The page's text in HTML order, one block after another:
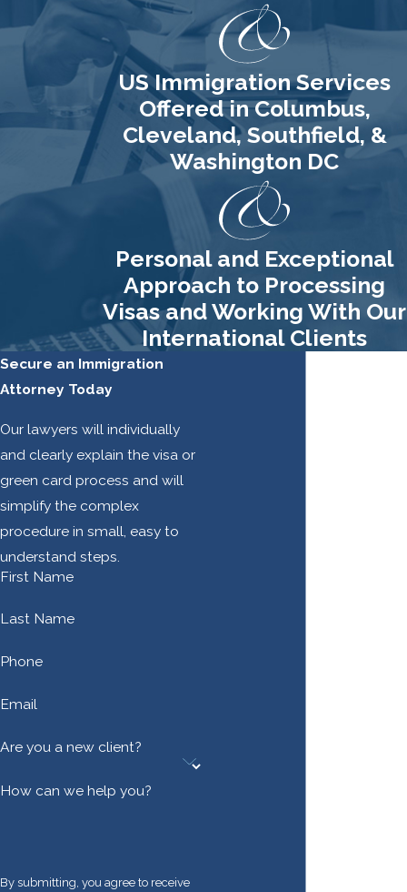
US Immigration Services
Offered in Columbus,
Cleveland, Southfield, &
Washington DC
Personal and Exceptional
Approach to Processing
Visas and Working With Our
International Clients
Secure an Immigration
Attorney Today
Our lawyers will individually
and clearly explain the visa or
green card process and will
simplify the complex
procedure in small, easy to
understand steps.
First Name
Last Name
Phone
Email
Are you a new client?
How can we help you?
By submitting, you agree to receive